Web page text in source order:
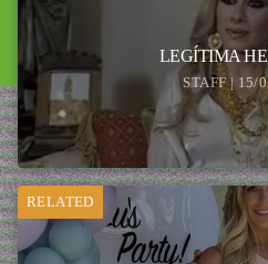
LEGÍTIMA
STAFF | 15/
RELATED